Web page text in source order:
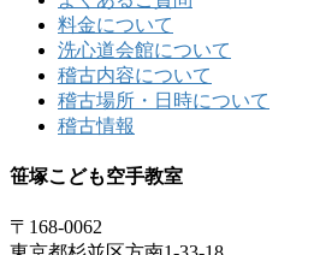
料金について
洗心道会館について
稽古内容について
稽古場所・日時について
稽古情報
笹塚こども空手教室
〒168-0062